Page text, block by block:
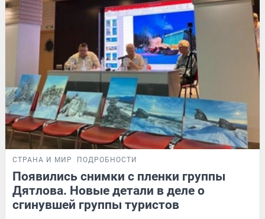
СТРАНА И МИР ПОДРОБНОСТИ
Появились снимки с пленки группы
Дятлова. Новые детали в деле о
сгинувшей группы туристов